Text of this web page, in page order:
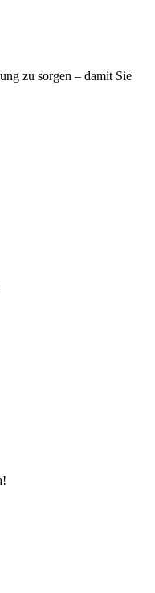
zu sorgen – damit Sie